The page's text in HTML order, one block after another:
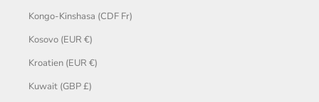
Kongo-Kinshasa (CDF Fr)
Kosovo (EUR €)
Kroatien (EUR €)
Kuwait (GBP £)